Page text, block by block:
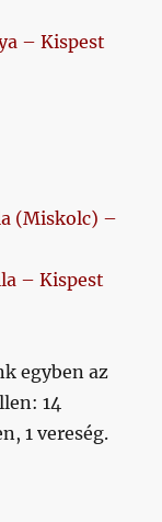
– Kispest
(Miskolc) –
– Kispest
egyben az
14
1 vereség.